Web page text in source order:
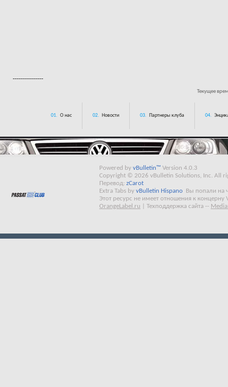
---------------
Текущее
01. О нас 02. Новости 03. Партнеры клуба 04.
Powered by vBulletin™ Version 4.0.3
Copyright © 2026 vBulletin Solutions, Inc. All
Перевод: zCarot
Extra Tabs by vBulletin Hispano
Вы попали на
Этот ресурс не имеет отношения к концерну
OrangeLabel.ru
Техподдержка сайта --